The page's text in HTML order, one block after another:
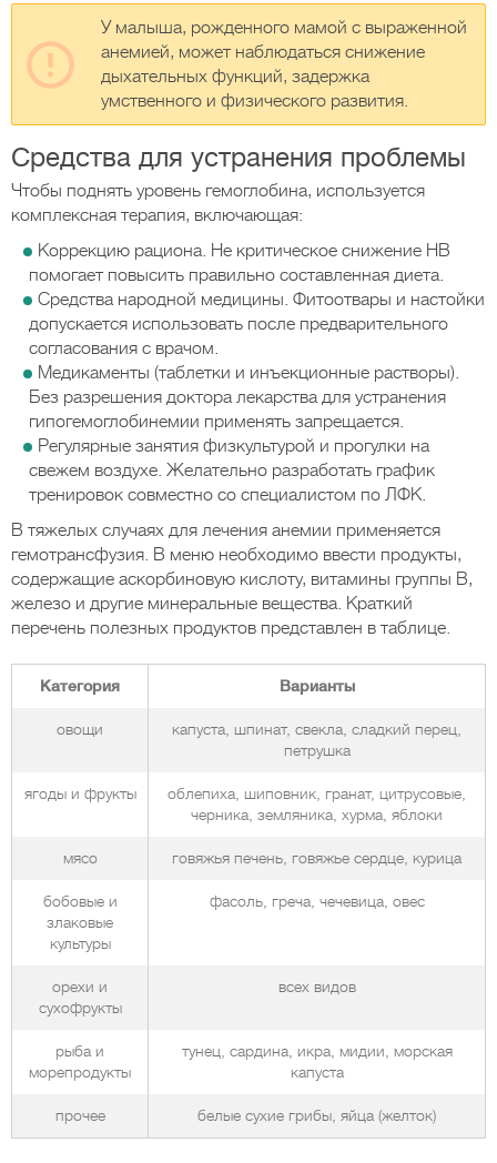
У малыша, рожденного мамой с выраженной
анемией, может наблюдаться снижение
дыхательных функций, задержка
умственного и физического развития.
Средства для устранения проблемы
Чтобы поднять уровень гемоглобина, используется
комплексная терапия, включающая:
Коррекцию рациона. Не критическое снижение НВ
помогает повысить правильно составленная диета.
Средства народной медицины. Фитоотвары и настойки
допускается использовать после предварительного
согласования с врачом.
Медикаменты (таблетки и инъекционные растворы).
Без разрешения доктора лекарства для устранения
гипогемоглобинемии применять запрещается.
Регулярные занятия физкультурой и прогулки на
свежем воздухе. Желательно разработать график
тренировок совместно со специалистом по ЛФК.
В тяжелых случаях для лечения анемии применяется
гемотрансфузия. В меню необходимо ввести продукты,
содержащие аскорбиновую кислоту, витамины группы В,
железо и другие минеральные вещества. Краткий
перечень полезных продуктов представлен в таблице.
Категория Варианты
овощи
капуста, шпинат, свекла, сладкий перец,
петрушка
ягоды и фрукты
облепиха, шиповник, гранат, цитрусовые,
черника, земляника, хурма, яблоки
мясо говяжья печень, говяжье сердце, курица
бобовые и
злаковые
культуры
фасоль, греча, чечевица, овес
орехи и
сухофрукты
всех видов
рыба и
морепродукты
тунец, сардина, икра, мидии, морская
капуста
прочее белые сухие грибы, яйца (желток)